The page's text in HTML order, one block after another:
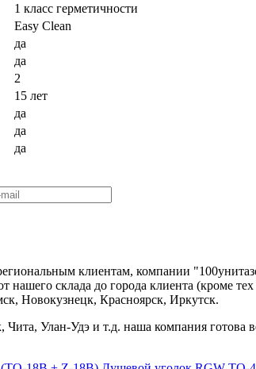
1 класс герметичности
Easy Clean
да
да
2
15 лет
да
да
да
клиентам, компании
нашего склада до города клиента (кроме
Новокузнецк, Красноярск, Иркутск.
Улан-Удэ и т.д. наша компания готова